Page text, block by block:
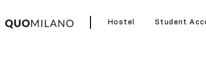
Hostel Student